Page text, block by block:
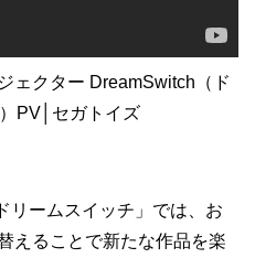
ェクター DreamSwitch（ド
PV│セガトイズ
リームスイッチ」では、お
えることで新たな作品を楽